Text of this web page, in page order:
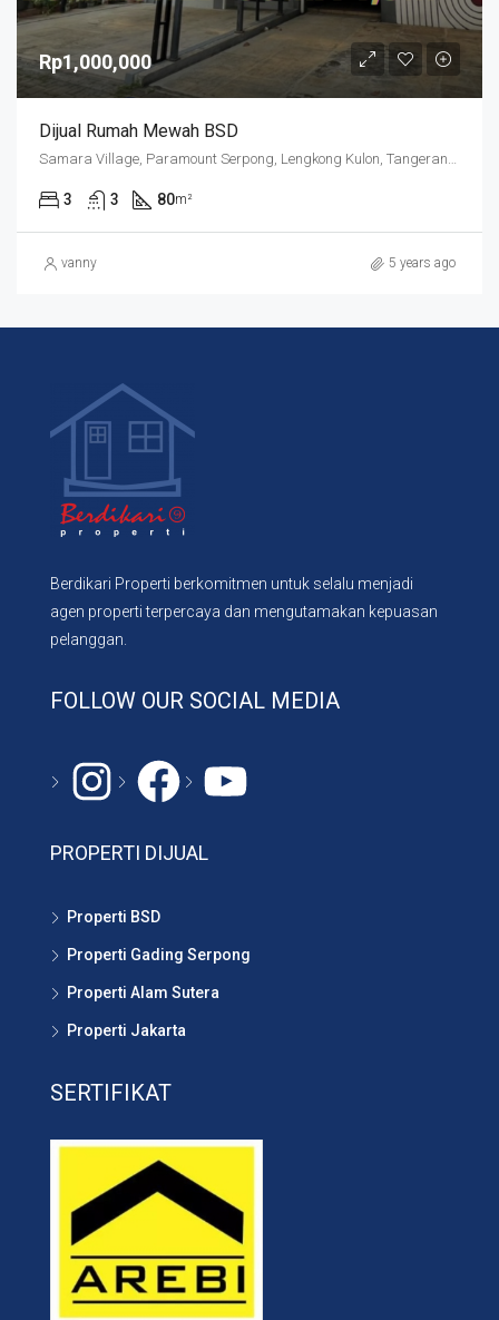
Rp1,000,000
Dijual Rumah Mewah BSD
Samara Village, Paramount Serpong, Lengkong Kulon, Tangerang Regency, Banten, 15339, Indonesia
3 3 80m²
vanny 5 years ago
Berdikari Properti berkomitmen untuk selalu menjadi
agen properti terpercaya dan mengutamakan kepuasan
pelanggan.
FOLLOW OUR SOCIAL MEDIA
Instagram
# YouTube
PROPERTI DIJUAL
Properti BSD
Properti Gading Serpong
Properti Alam Sutera
Properti Jakarta
SERTIFIKAT